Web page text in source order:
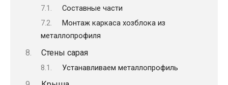
Составные части
Монтаж каркаса хозблока из
металлопрофиля
Стены сарая
Устанавливаем металлопрофиль